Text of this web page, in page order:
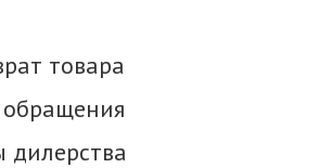
товара
дилерства